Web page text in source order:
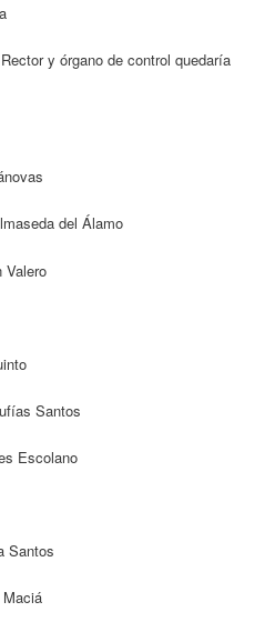
y órgano de control quedaría
del Álamo
Valero
Santos
Escolano
Santos
Maciá